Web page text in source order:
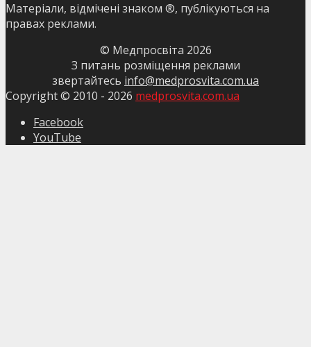
Матеріали, відмічені знаком ®, публікуються на
правах реклами.
© Медпросвіта 2026
З питань розміщення реклами
звертайтесь info@medprosvita.com.ua
Copyright © 2010 - 2026 medprosvita.com.ua
Facebook
YouTube